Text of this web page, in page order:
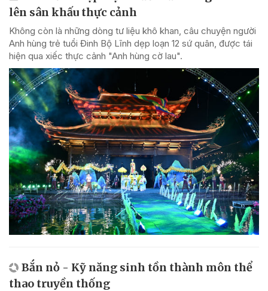
lên sân khấu thực cảnh
Không còn là những dòng tư liệu khô khan, câu chuyện người
Anh hùng trẻ tuổi Đinh Bộ Lĩnh dẹp loạn 12 sứ quân, được tái
hiện qua xiếc thực cảnh "Anh hùng cờ lau".
Bắn nỏ - Kỹ năng sinh tồn thành môn thể
thao truyền thống